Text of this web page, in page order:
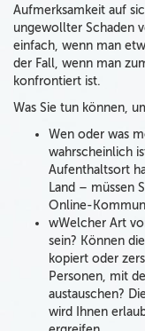
Aufmerksamkeit auf
ungewollter Schaden
einfach, wenn man
der Fall, wenn man
konfrontiert ist.
Was Sie tun können,
Wen oder was
wahrscheinlich
Aufenthaltsort
Land – müssen
Online-
wWelcher Art
sein? Können
kopiert oder
Personen, mit
austauschen?
wird Ihnen